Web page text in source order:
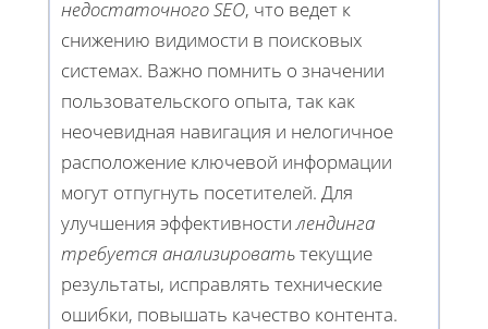
недостаточного SEO, что ведет к
снижению видимости в поисковых
системах. Важно помнить о значении
пользовательского опыта, так как
неочевидная навигация и нелогичное
расположение ключевой информации
могут отпугнуть посетителей. Для
улучшения эффективностилендинга
требуется анализироватьтекущие
результаты, исправлять технические
ошибки, повышать качество контента.